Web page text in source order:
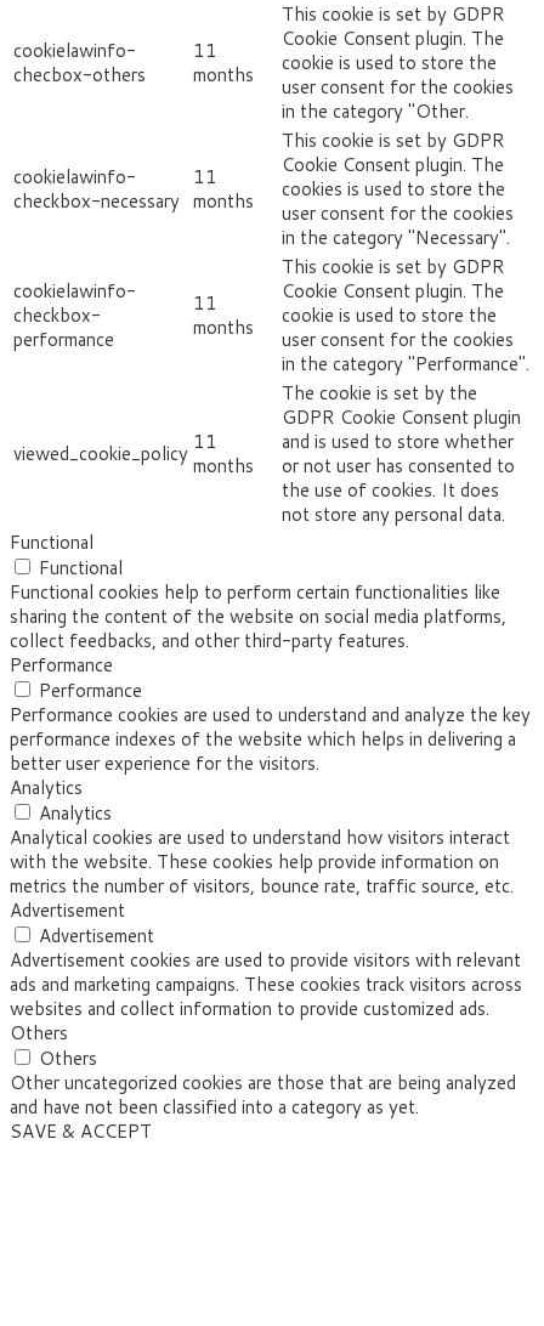
cookielawinfo-
checbox-others
11
months
This cookie is set by GDPR
Cookie Consent plugin. The
cookie is used to store the
user consent for the cookies
in the category "Other.
cookielawinfo-
checkbox-necessary
11
months
This cookie is set by GDPR
Cookie Consent plugin. The
cookies is used to store the
user consent for the cookies
in the category "Necessary".
cookielawinfo-
checkbox-
performance
11
months
This cookie is set by GDPR
Cookie Consent plugin. The
cookie is used to store the
user consent for the cookies
in the category "Performance".
viewed_cookie_policy 11
months
The cookie is set by the
GDPR Cookie Consent plugin
and is used to store whether
or not user has consented to
the use of cookies. It does
not store any personal data.
Functional
Functional
Functional cookies help to perform certain functionalities like
sharing the content of the website on social media platforms,
collect feedbacks, and other third-party features.
Performance
Performance
Performance cookies are used to understand and analyze the key
performance indexes of the website which helps in delivering a
better user experience for the visitors.
Analytics
Analytics
Analytical cookies are used to understand how visitors interact
with the website. These cookies help provide information on
metrics the number of visitors, bounce rate, traffic source, etc.
Advertisement
Advertisement
Advertisement cookies are used to provide visitors with relevant
ads and marketing campaigns. These cookies track visitors across
websites and collect information to provide customized ads.
Others
Others
Other uncategorized cookies are those that are being analyzed
and have not been classified into a category as yet.
SAVE & ACCEPT